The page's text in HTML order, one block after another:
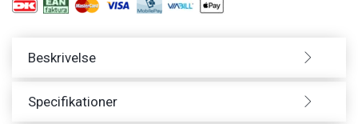
Beskrivelse
Specifikationer